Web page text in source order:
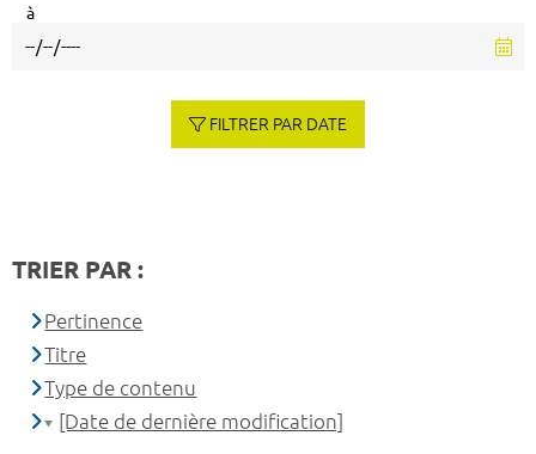
à
FILTRER PAR DATE
TRIER PAR :
Pertinence
Titre
Type de contenu
[Date de dernière modification]